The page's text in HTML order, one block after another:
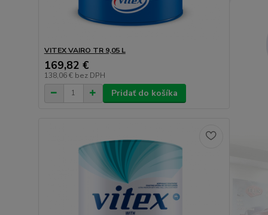
VITEX VAIRO TR 9,05 L
169,82 €
138,06 € bez DPH
Pridať do košíka